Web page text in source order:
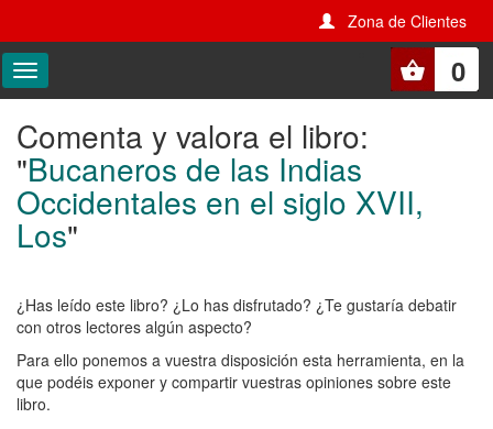
Zona de Clientes
0
Comenta
y
valora
el
libro:
Bucaneros
de
las
Indias
Comenta y valora el libro:
"Bucaneros de las Indias
Occidentales en el siglo XVII,
Los"
¿Has leído este libro? ¿Lo has disfrutado? ¿Te gustaría debatir
con otros lectores algún aspecto?
Para ello ponemos a vuestra disposición esta herramienta, en la
que podéis exponer y compartir vuestras opiniones sobre este
libro.